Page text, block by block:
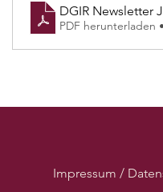
DGIR Newsletter
PDF herunterladen
Impressum /